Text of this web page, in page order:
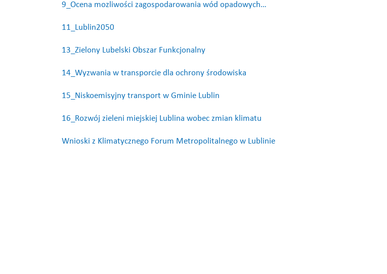
9_Ocena mozliwości zagospodarowania wód opadowych…
11_Lublin2050
13_Zielony Lubelski Obszar Funkcjonalny
14_Wyzwania w transporcie dla ochrony środowiska
15_Niskoemisyjny transport w Gminie Lublin
16_Rozwój zieleni miejskiej Lublina wobec zmian klimatu
Wnioski z Klimatycznego Forum Metropolitalnego w Lublinie